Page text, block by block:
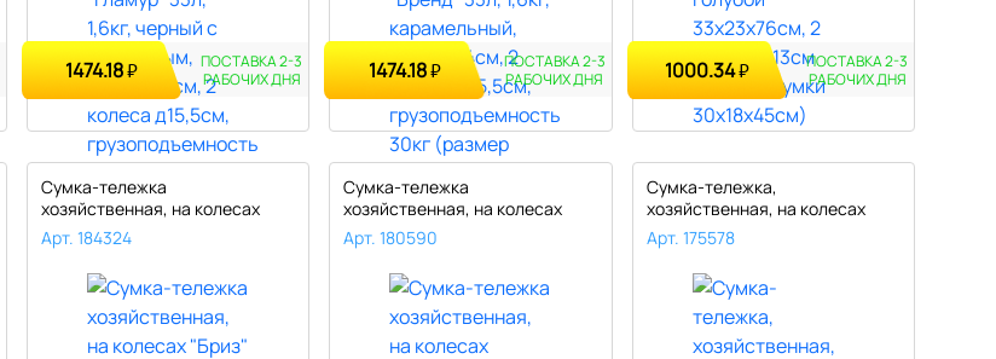
1474.18₽
ПОСТАВКА 2-3
РАБОЧИХ ДНЯ
1474.18₽
ПОСТАВКА 2-3
РАБОЧИХ ДНЯ
1000.34₽
ПОСТАВКА 2-3
РАБОЧИХ ДНЯ
Сумка-тележка
хозяйственная, на колесах
"Бриз" 30л, 1,3..
Арт. 184324
Сумка-тележка
хозяйственная, на колесах
"Бабочки" 33л, ..
Арт. 180590
Сумка-тележка,
хозяйственная, на колесах
"Париж" черный..
Арт. 175578